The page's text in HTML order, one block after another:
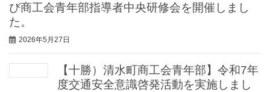
び商工会青年部指導者中央研修会を開催しまし
た。
2026年5月27日
【十勝）清水町商工会青年部】令和7年
度交通安全意識啓発活動を実施しまし